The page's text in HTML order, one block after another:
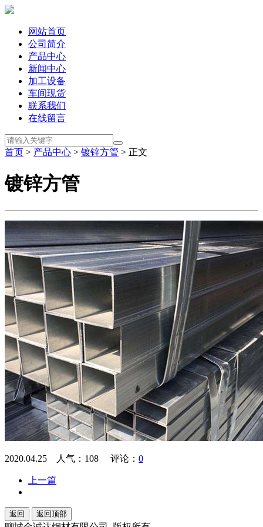
网站首页
公司简介
产品中心
新闻中心
加工设备
车间现货
联系我们
在线留言
首页 > 产品中心 > 镀锌方管 > 正文
镀锌方管
2020.04.25 人气： 108 评论： 0
上一篇
返回 返回顶部